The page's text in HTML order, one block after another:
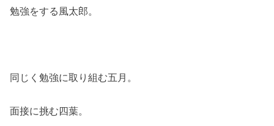
勉強をする風太郎。
同じく勉強に取り組む五月。
面接に挑む四葉。